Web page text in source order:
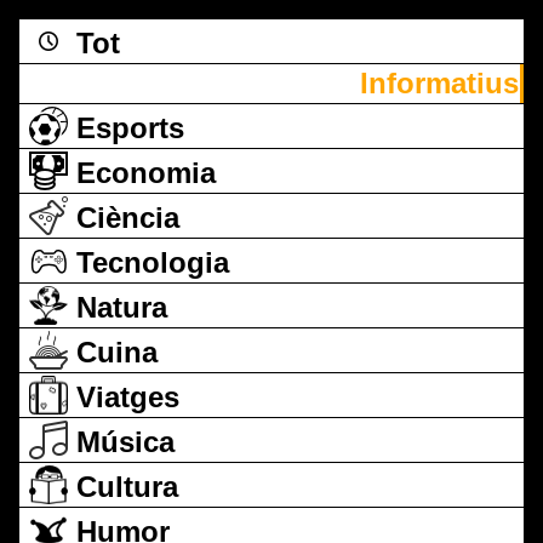
Tot
Informatius
Esports
Economia
Ciència
Tecnologia
Natura
Cuina
Viatges
Música
Cultura
Humor